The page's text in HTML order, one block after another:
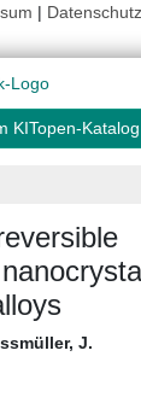
| Datenschutz
KITopen-Katalog
J.